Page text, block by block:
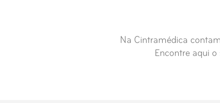
Na Cintramédica
Encontre aqui